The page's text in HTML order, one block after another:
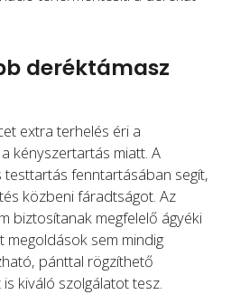
deréktámasz
extra terhelés éri a
kényszertartás miatt. A
fenntartásában segít,
közbeni fáradtságot. Az
biztosítanak megfelelő ágyéki
megoldások sem mindig
pánttal rögzíthető
kiváló szolgálatot tesz.